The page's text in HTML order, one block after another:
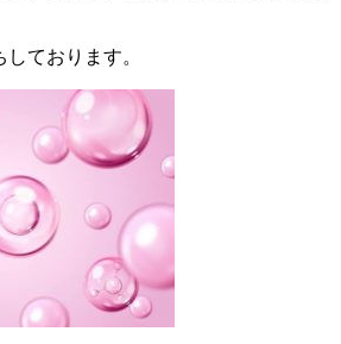
ております。